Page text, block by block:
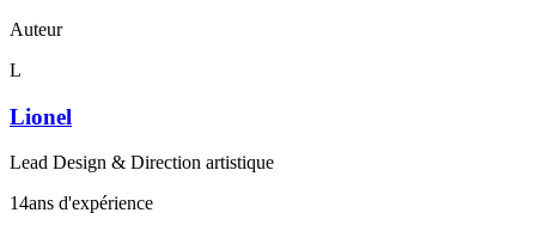
Auteur
L
Lionel
Lead Design & Direction artistique
14ans d'expérience